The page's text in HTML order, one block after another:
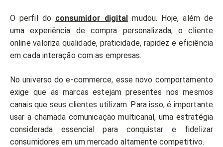
O perfil do consumidor digital mudou. Hoje, além de
uma experiência de compra personalizada, o cliente
online valoriza qualidade, praticidade, rapidez e eficiência
em cada interação com as empresas.
No universo do e-commerce, esse novo comportamento
exige que as marcas estejam presentes nos mesmos
canais que seus clientes utilizam. Para isso, é importante
usar a chamada comunicação multicanal, uma estratégia
considerada essencial para conquistar e fidelizar
consumidores em um mercado altamente competitivo.